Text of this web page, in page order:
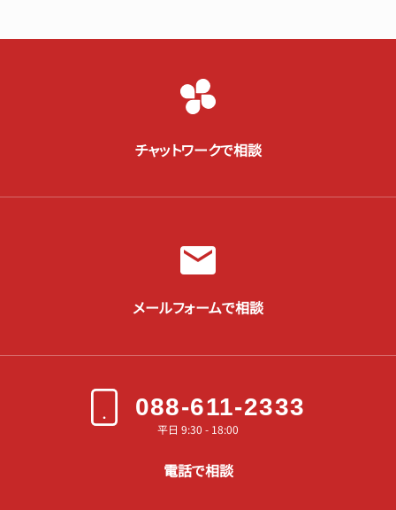
チャットワークで相談
メールフォームで相談
088-611-2333
平日 9:30 - 18:00
電話で相談